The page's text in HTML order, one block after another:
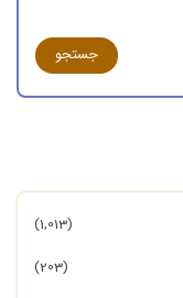
(1,013)
(203)